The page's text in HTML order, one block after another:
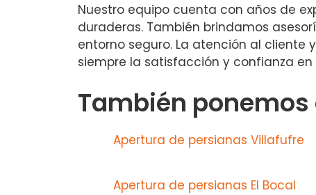
Nuestro equipo cuenta con años de
duraderas. También brindamos
entorno seguro. La atención al
siempre la satisfacción y confianza en
También
Apertura de persianas Villafufre
Apertura de persianas El Bocal